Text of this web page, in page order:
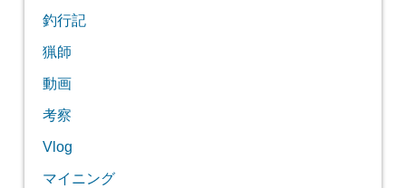
釣行記
猟師
動画
考察
Vlog
マイニング